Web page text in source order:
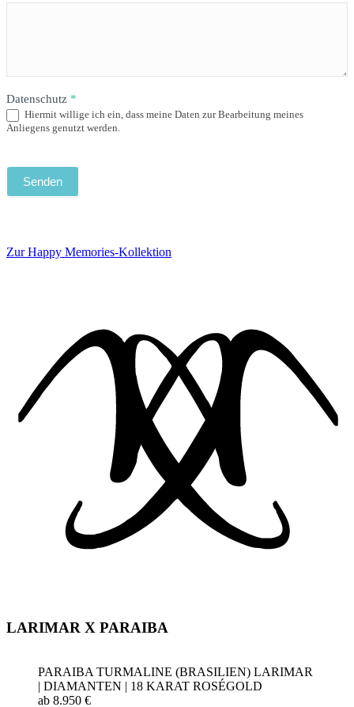
Datenschutz *
Hiermit willige ich ein, dass meine Daten zur Bearbeitung meines
Anliegens genutzt werden.
Senden
Zur Happy Memories-Kollektion
LARIMAR X PARAIBA
PARAIBA TURMALINE (BRASILIEN) LARIMAR
| DIAMANTEN | 18 KARAT ROSÉGOLD
ab 8.950 €